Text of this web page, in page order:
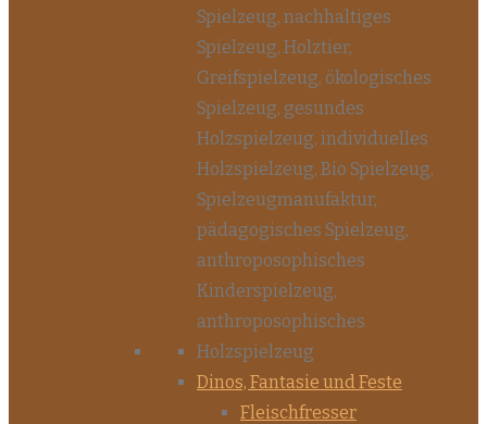
Dinos, Fantasie und Feste
Fleischfresser